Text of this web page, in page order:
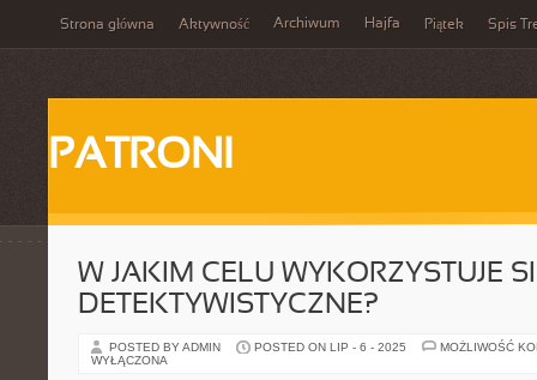
Strona główna Aktywność Archiwum Hajfa Piątek Spis
PATRONI
W JAKIM CELU WYKORZYSTUJE
DETEKTYWISTYCZNE?
POSTED BY ADMIN POSTED ON LIP - 6 - 2025
MOŻLIWOŚĆ
WYŁĄCZONA